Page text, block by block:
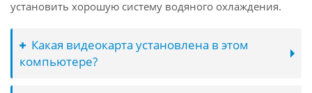
установить хорошую систему водяного охлаждения.
Какая видеокарта установлена в этом
компьютере?